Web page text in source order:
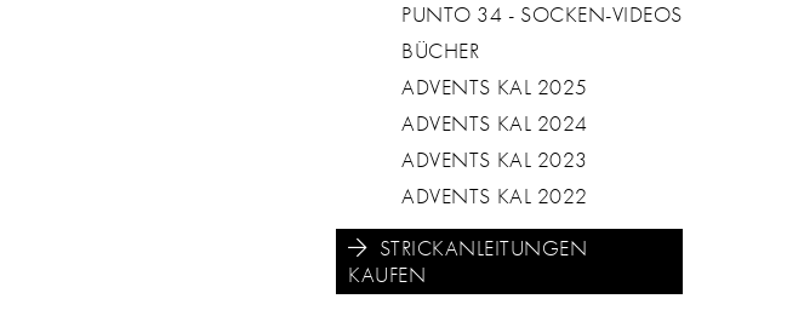
PUNTO 34 - SOCKEN-VIDEOS
BÜCHER
ADVENTS KAL 2025
ADVENTS KAL 2024
ADVENTS KAL 2023
ADVENTS KAL 2022
STRICKANLEITUNGEN
KAUFEN